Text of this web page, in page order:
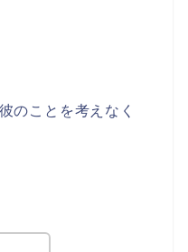
のことを考えなく